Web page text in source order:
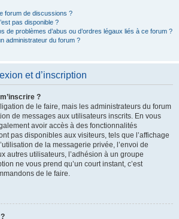
forum de discussions ?
pas disponible ?
de problèmes d’abus ou d’ordres légaux liés à ce forum ?
administrateur du forum ?
et d’inscription
?
de le faire, mais les administrateurs du forum
de messages aux utilisateurs inscrits. En vous
avoir accès à des fonctionnalités
pas disponibles aux visiteurs, tels que l’affichage
de la messagerie privée, l’envoi de
autres utilisateurs, l’adhésion à un groupe
ne vous prend qu’un court instant, c’est
de le faire.